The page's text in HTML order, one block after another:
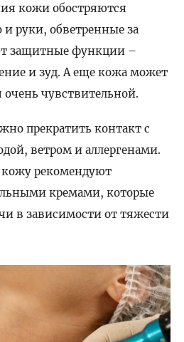
кожи обостряются
руки, обветренные за
защитные функции –
и зуд. А еще кожа может
очень чувствительной.
прекратить контакт с
ветром и аллергенами.
кожу рекомендуют
кремами, которые
в зависимости от тяжести